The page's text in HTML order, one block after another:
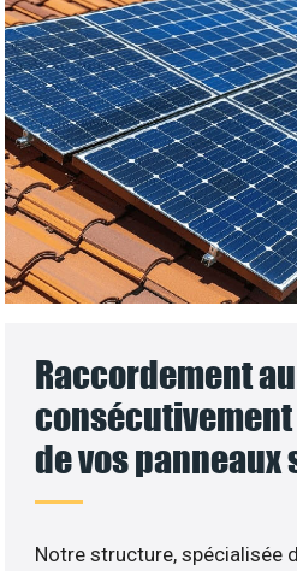
Raccordement
de vos panneaux
Notre structure, spécialisée